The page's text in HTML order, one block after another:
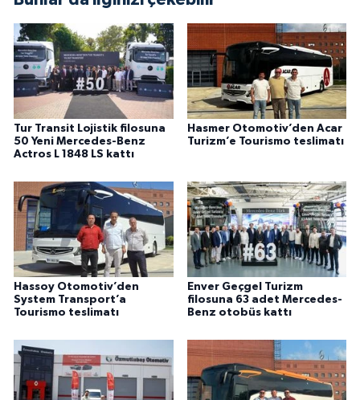
Tur Transit Lojistik filosuna
50 Yeni Mercedes-Benz
Actros L 1848 LS kattı
Hasmer Otomotiv’den Acar
Turizm’e Tourismo teslimatı
Hassoy Otomotiv’den
System Transport’a
Tourismo teslimatı
Enver Geçgel Turizm
filosuna 63 adet Mercedes-
Benz otobüs kattı